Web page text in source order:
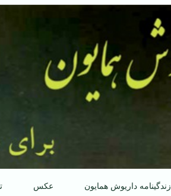
زندگینامه داریوش همایون عکس